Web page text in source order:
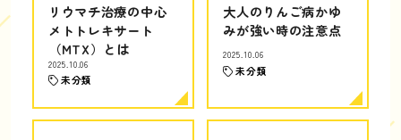
リウマチ治療の中心
メトトレキサート
（MTX）とは
2025.10.06
未分類
大人のりんご病かゆ
みが強い時の注意点
2025.10.06
未分類